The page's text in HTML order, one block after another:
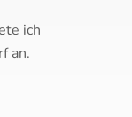
ich
an.